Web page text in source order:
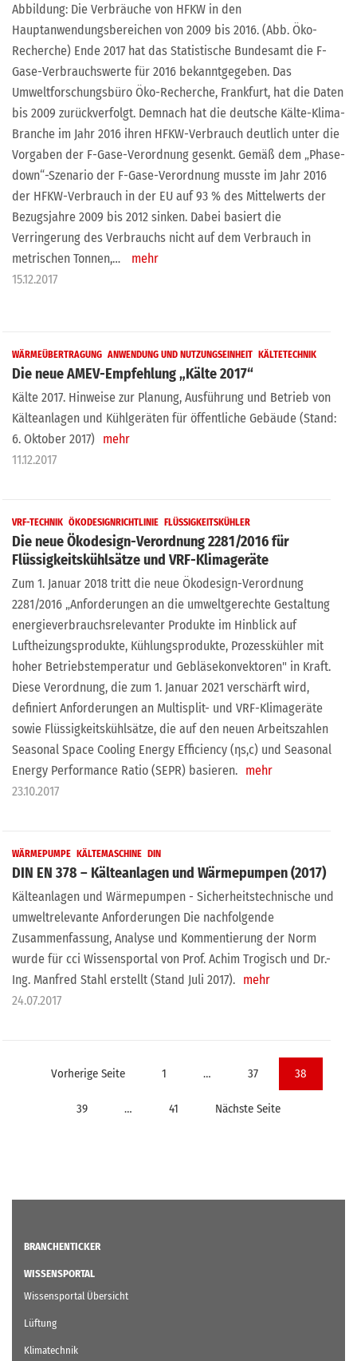
Abbildung: Die Verbräuche von HFKW in den
Hauptanwendungsbereichen von 2009 bis 2016. (Abb. Öko-
Recherche) Ende 2017 hat das Statistische Bundesamt die F-
Gase-Verbrauchswerte für 2016 bekanntgegeben. Das
Umweltforschungsbüro Öko-Recherche, Frankfurt, hat die Daten
bis 2009 zurückverfolgt. Demnach hat die deutsche Kälte-Klima-
Branche im Jahr 2016 ihren HFKW-Verbrauch deutlich unter die
Vorgaben der F-Gase-Verordnung gesenkt. Gemäß dem „Phase-
down“-Szenario der F-Gase-Verordnung musste im Jahr 2016
der HFKW-Verbrauch in der EU auf 93 % des Mittelwerts der
Bezugsjahre 2009 bis 2012 sinken. Dabei basiert die
Verringerung des Verbrauchs nicht auf dem Verbrauch in
metrischen Tonnen,…
mehr
15.12.2017
WÄRMEÜBERTRAGUNG ANWENDUNG UND NUTZUNGSEINHEIT KÄLTETECHNIK
Die neue AMEV-Empfehlung „Kälte 2017“
Kälte 2017. Hinweise zur Planung, Ausführung und Betrieb von
Kälteanlagen und Kühlgeräten für öffentliche Gebäude (Stand:
6. Oktober 2017) mehr
11.12.2017
VRF-TECHNIK ÖKODESIGNRICHTLINIE FLÜSSIGKEITSKÜHLER
Die neue Ökodesign-Verordnung 2281/2016 für
Flüssigkeitskühlsätze und VRF-Klimageräte
Zum 1. Januar 2018 tritt die neue Ökodesign-Verordnung
2281/2016 „Anforderungen an die umweltgerechte Gestaltung
energieverbrauchsrelevanter Produkte im Hinblick auf
Luftheizungsprodukte, Kühlungsprodukte, Prozesskühler mit
hoher Betriebstemperatur und Gebläsekonvektoren" in Kraft.
Diese Verordnung, die zum 1. Januar 2021 verschärft wird,
definiert Anforderungen an Multisplit- und VRF-Klimageräte
sowie Flüssigkeitskühlsätze, die auf den neuen Arbeitszahlen
Seasonal Space Cooling Energy Efficiency (ηs,c) und Seasonal
Energy Performance Ratio (SEPR) basieren. mehr
23.10.2017
WÄRMEPUMPE KÄLTEMASCHINE DIN
DIN EN 378 – Kälteanlagen und Wärmepumpen (2017)
Kälteanlagen und Wärmepumpen - Sicherheitstechnische und
umweltrelevante Anforderungen Die nachfolgende
Zusammenfassung, Analyse und Kommentierung der Norm
wurde für cci Wissensportal von Prof. Achim Trogisch und Dr.-
Ing. Manfred Stahl erstellt (Stand Juli 2017). mehr
24.07.2017
Seitennummerierung
Beiträge
Vorherige Seite 1 … 37 38
39 … 41 Nächste Seite
BRANCHENTICKER
WISSENSPORTAL
Wissensportal Übersicht
Lüftung
Klimatechnik